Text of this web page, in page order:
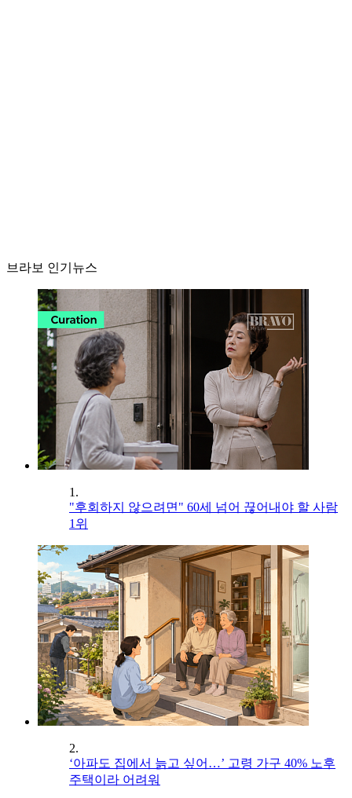
브라보 인기뉴스
1.
"후회하지 않으려면" 60세 넘어 끊어내야 할 사람
1위
2.
‘아파도 집에서 늙고 싶어…’ 고령 가구 40% 노후
주택이라 어려워